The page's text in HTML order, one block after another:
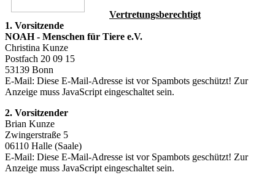
Vertretungsberechtigt
1. Vorsitzende
NOAH - Menschen für Tiere e.V.
Christina Kunze
Postfach 20 09 15
53139 Bonn
E-Mail: Diese E-Mail-Adresse ist vor Spambots geschützt! Zur
Anzeige muss JavaScript eingeschaltet sein.
2. Vorsitzender
Brian Kunze
Zwingerstraße 5
06110 Halle (Saale)
E-Mail: Diese E-Mail-Adresse ist vor Spambots geschützt! Zur
Anzeige muss JavaScript eingeschaltet sein.